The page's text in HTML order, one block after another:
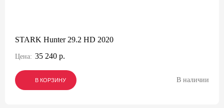
STARK Hunter 29.2 HD 2020
Цена: 35 240 р.
В КОРЗИНУ
В КОРЗИНУ
В КОРЗИНУ В наличии